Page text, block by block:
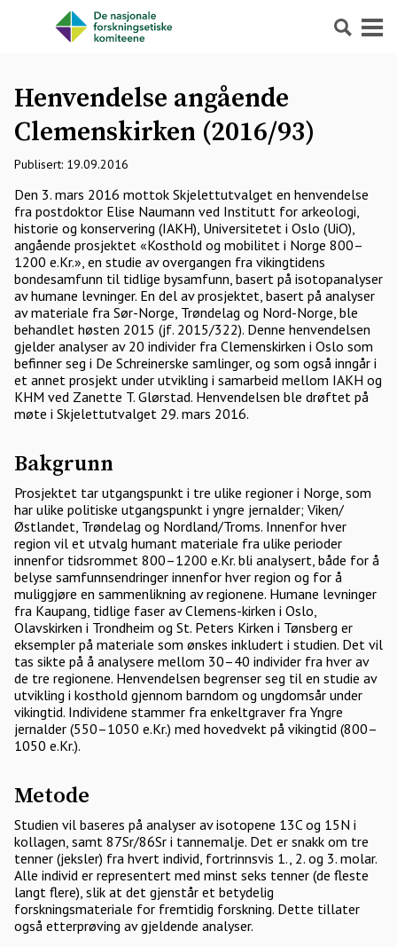
Søk Meny
Henvendelse angående
Clemenskirken (2016/93)
Publisert: 19.09.2016
Den 3. mars 2016 mottok Skjelettutvalget en henvendelse
fra postdoktor Elise Naumann ved Institutt for arkeologi,
historie og konservering (IAKH), Universitetet i Oslo (UiO),
angående prosjektet «Kosthold og mobilitet i Norge 800–
1200 e.Kr.», en studie av overgangen fra vikingtidens
bondesamfunn til tidlige bysamfunn, basert på isotopanalyser
av humane levninger. En del av prosjektet, basert på analyser
av materiale fra Sør-Norge, Trøndelag og Nord-Norge, ble
behandlet høsten 2015 (jf. 2015/322). Denne henvendelsen
gjelder analyser av 20 individer fra Clemenskirken i Oslo som
befinner seg i De Schreinerske samlinger, og som også inngår i
et annet prosjekt under utvikling i samarbeid mellom IAKH og
KHM ved Zanette T. Glørstad. Henvendelsen ble drøftet på
møte i Skjelettutvalget 29. mars 2016.
Bakgrunn
Prosjektet tar utgangspunkt i tre ulike regioner i Norge, som
har ulike politiske utgangspunkt i yngre jernalder; Viken/
Østlandet, Trøndelag og Nordland/Troms. Innenfor hver
region vil et utvalg humant materiale fra ulike perioder
innenfor tidsrommet 800–1200 e.Kr. bli analysert, både for å
belyse samfunnsendringer innenfor hver region og for å
muliggjøre en sammenlikning av regionene. Humane levninger
fra Kaupang, tidlige faser av Clemens-kirken i Oslo,
Olavskirken i Trondheim og St. Peters Kirken i Tønsberg er
eksempler på materiale som ønskes inkludert i studien. Det vil
tas sikte på å analysere mellom 30–40 individer fra hver av
de tre regionene. Henvendelsen begrenser seg til en studie av
utvikling i kosthold gjennom barndom og ungdomsår under
vikingtid. Individene stammer fra enkeltgraver fra Yngre
jernalder (550–1050 e.Kr.) med hovedvekt på vikingtid (800–
1050 e.Kr.).
Metode
Studien vil baseres på analyser av isotopene 13C og 15N i
kollagen, samt 87Sr/86Sr i tannemalje. Det er snakk om tre
tenner (jeksler) fra hvert individ, fortrinnsvis 1., 2. og 3. molar.
Alle individ er representert med minst seks tenner (de fleste
langt flere), slik at det gjenstår et betydelig
forskningsmateriale for fremtidig forskning. Dette tillater
også etterprøving av gjeldende analyser.